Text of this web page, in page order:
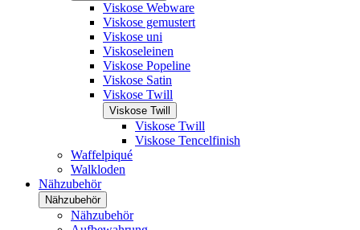
Viskose Webware
Viskose gemustert
Viskose uni
Viskoseleinen
Viskose Popeline
Viskose Satin
Viskose Twill
Viskose Twill
Viskose Twill
Viskose Tencelfinish
Waffelpiqué
Walkloden
Nähzubehör
Nähzubehör
Nähzubehör